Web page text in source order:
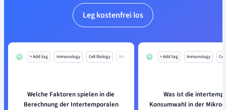
Leg kostenfrei los
+ Add tag Immunology Cell Biology Mo
Welche Faktoren spielen in die
Berechnung der Intertemporalen
+ Add tag Immunology
Was ist die
Konsumwahl in der